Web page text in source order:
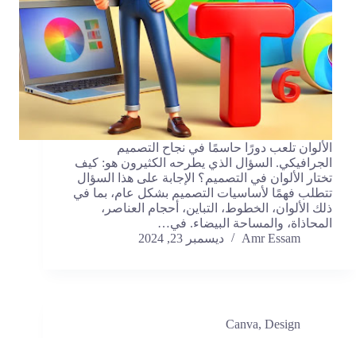
الألوان تلعب دورًا حاسمًا في نجاح التصميم
الجرافيكي. السؤال الذي يطرحه الكثيرون هو: كيف
تختار الألوان في التصميم؟ الإجابة على هذا السؤال
تتطلب فهمًا لأساسيات التصميم بشكل عام، بما في
ذلك الألوان، الخطوط، التباين، أحجام العناصر،
المحاذاة، والمساحة البيضاء. في…
Amr Essam
ديسمبر 23, 2024
Canva, Design